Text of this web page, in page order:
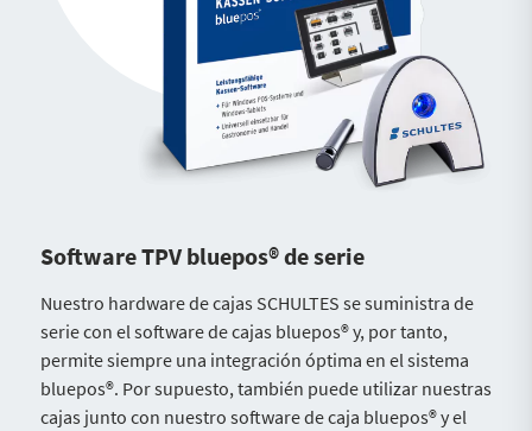
Software TPV bluepos® de serie
Nuestro hardware de cajas SCHULTES se suministra de
serie con el software de cajas bluepos® y, por tanto,
permite siempre una integración óptima en el sistema
bluepos®. Por supuesto, también puede utilizar nuestras
cajas junto con nuestro software de caja bluepos® y el